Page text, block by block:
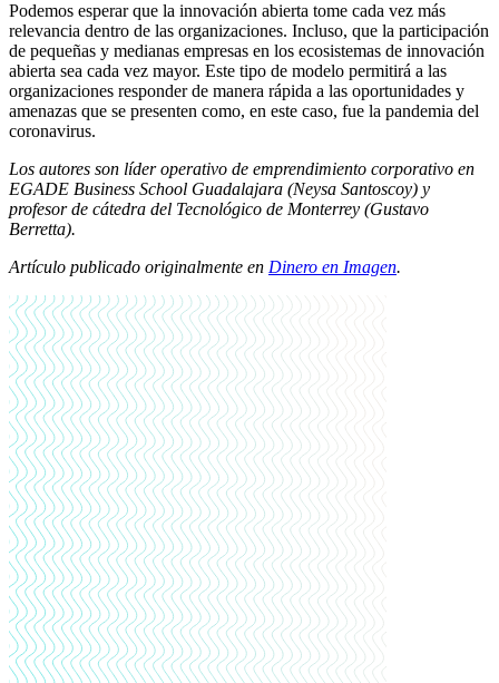
Podemos esperar que la innovación abierta tome cada vez más
relevancia dentro de las organizaciones. Incluso, que la participación
de pequeñas y medianas empresas en los ecosistemas de innovación
abierta sea cada vez mayor. Este tipo de modelo permitirá a las
organizaciones responder de manera rápida a las oportunidades y
amenazas que se presenten como, en este caso, fue la pandemia del
coronavirus.
Los autores son líder operativo de emprendimiento corporativo en
EGADE Business School Guadalajara (Neysa Santoscoy) y
profesor de cátedra del Tecnológico de Monterrey (Gustavo
Berretta).
Artículo publicado originalmente en Dinero en Imagen.